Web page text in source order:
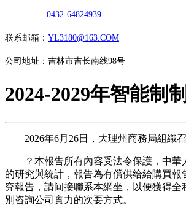
0432-64824939
联系邮箱： YL3180@163.COM
公司地址：吉林市吉长南线98号
2024-2029年智能制
2026年6月26日，大理州商務局組織召
？本報告所有內容受法令保護，中華人
的研究與統計，報告為有償供给給購買
究報告，請间接聯系本網坐，以便獲得
別咨詢公司實力的次要方式。